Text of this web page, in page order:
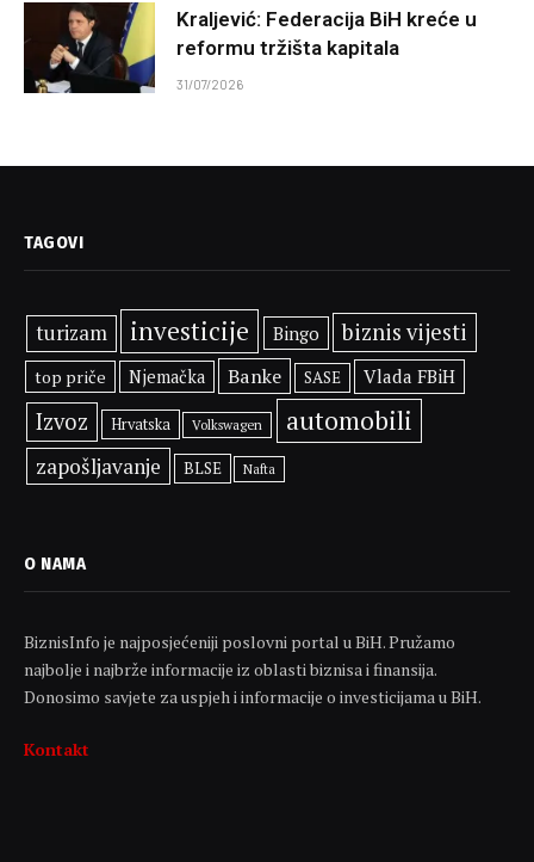
Kraljević: Federacija BiH kreće u
reformu tržišta kapitala
31/07/2026
TAGOVI
turizam investicije Bingo biznis vijesti
top priče Njemačka Banke SASE Vlada FBiH
Izvoz Hrvatska Volkswagen automobili
zapošljavanje BLSE Nafta
O NAMA
BiznisInfo je najposjećeniji poslovni portal u BiH. Pružamo
najbolje i najbrže informacije iz oblasti biznisa i finansija.
Donosimo savjete za uspjeh i informacije o investicijama u BiH.
Kontakt